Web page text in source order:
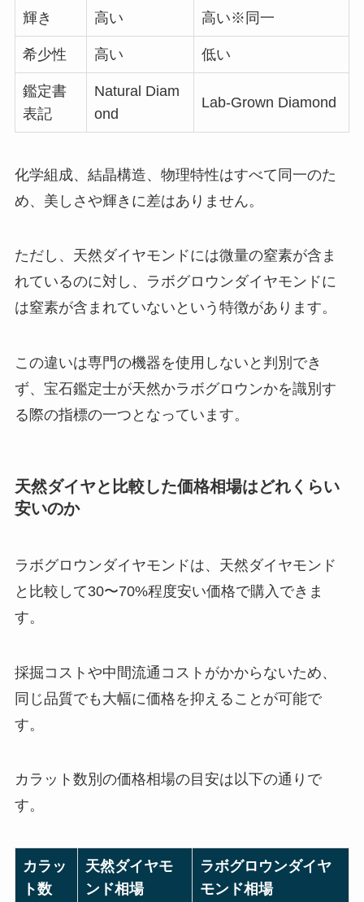
輝き 高い 高い※同一
希少性 高い 低い
鑑定書
表記
Natural Diam
ond
Lab-Grown Diamond
化学組成、結晶構造、物理特性はすべて同一のた
め、美しさや輝きに差はありません。
ただし、天然ダイヤモンドには微量の窒素が含ま
れているのに対し、ラボグロウンダイヤモンドに
は窒素が含まれていないという特徴があります。
この違いは専門の機器を使用しないと判別でき
ず、宝石鑑定士が天然かラボグロウンかを識別す
る際の指標の一つとなっています。
天然ダイヤと比較した価格相場はどれくらい
安いのか
ラボグロウンダイヤモンドは、天然ダイヤモンド
と比較して30〜70%程度安い価格で購入できま
す。
採掘コストや中間流通コストがかからないため、
同じ品質でも大幅に価格を抑えることが可能で
す。
カラット数別の価格相場の目安は以下の通りで
す。
カラッ
ト数
天然ダイヤモ
ンド相場
ラボグロウンダイヤ
モンド相場